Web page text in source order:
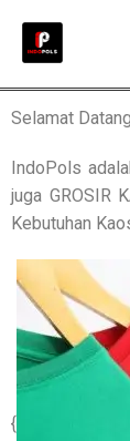
Selamat
IndoPols
juga GROSIR
Kebutuhan
{